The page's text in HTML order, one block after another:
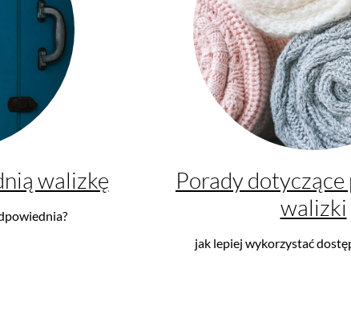
walizkę
Porady
walizki
jak lepiej wykorzystać